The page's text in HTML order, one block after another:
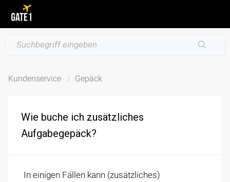
Kundenservice Gepäck
Wie buche ich zusätzliches
Aufgabegepäck?
In einigen Fällen kann (zusätzliches)